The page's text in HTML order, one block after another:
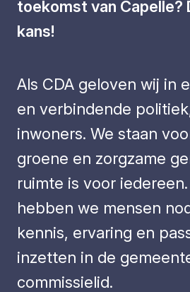
toekomst van Capelle?
kans!
Als CDA geloven wij in
en verbindende
inwoners. We staan
groene en zorgzame
ruimte is voor
hebben we mensen
kennis, ervaring en
inzetten in de
commissielid.